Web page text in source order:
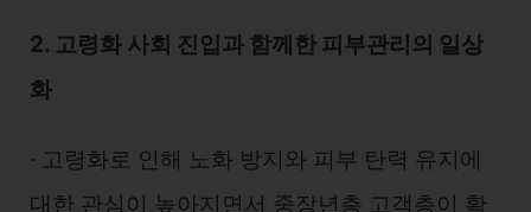
2. 고령화 사회 진입과 함께한 피부관리의 일상
화
∙ 고령화로 인해 노화 방지와 피부 탄력 유지에
대한 관심이 높아지면서 중장년층 고객층이 확